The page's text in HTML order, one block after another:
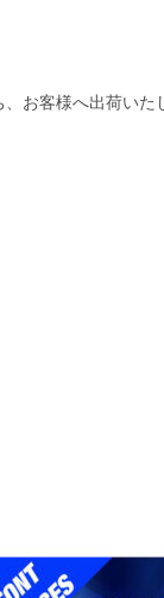
お客様へ出荷いた